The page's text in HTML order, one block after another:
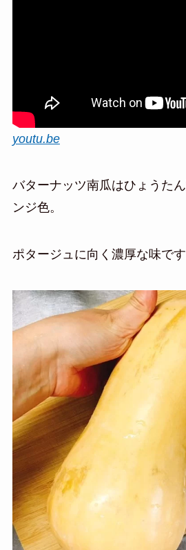
youtu.be
バターナッツ南瓜はひょうた
ンジ色。
ポタージュに向く濃厚な味です